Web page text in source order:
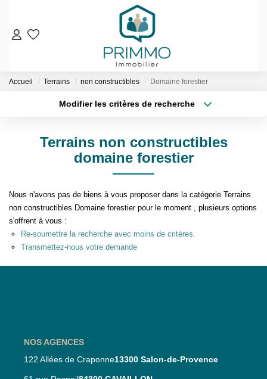
VENTES
Nos Biens En Vente
Nos Biens Vendus
LOCATIONS
ESTIMATION & EXPERTISE
NOS AGENCES
Notre Équipe
Accueil Terrains non constructibles Domaine forestier
Modifier les critères de recherche
Budget max
Terrains non constructibles
domaine forestier
Nous n'avons pas de biens à vous proposer dans la catégorie Terrains
non constructibles Domaine forestier pour le moment , plusieurs options
s'offrent à vous :
Re-soumettre la recherche avec moins de critères.
Transmettez-nous votre demande
NOS AGENCES
122 Allées de Craponne13300 Salon-de-Provence